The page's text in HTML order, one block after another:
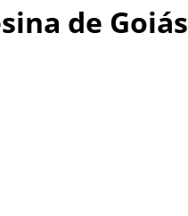
de Goiás